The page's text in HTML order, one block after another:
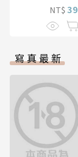
NT$ 39
寫真最新